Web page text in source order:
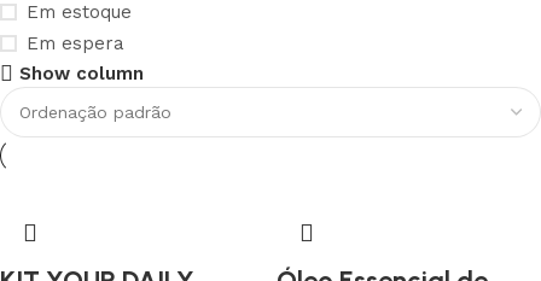
Em estoque
Em espera
Conheça nossa história
Show column